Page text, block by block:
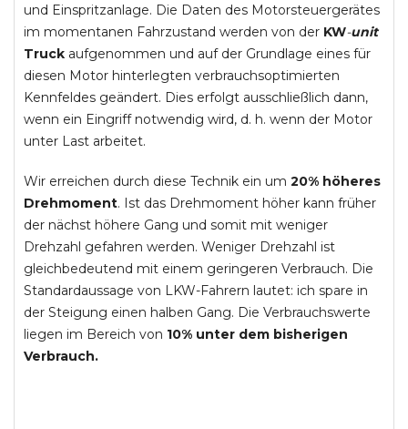
und Einspritzanlage. Die Daten des Motorsteuergerätes
im momentanen Fahrzustand werden von der KW-unit
Truck aufgenommen und auf der Grundlage eines für
diesen Motor hinterlegten verbrauchsoptimierten
Kennfeldes geändert. Dies erfolgt ausschließlich dann,
wenn ein Eingriff notwendig wird, d. h. wenn der Motor
unter Last arbeitet.
Wir erreichen durch diese Technik ein um 20% höheres
Drehmoment. Ist das Drehmoment höher kann früher
der nächst höhere Gang und somit mit weniger
Drehzahl gefahren werden. Weniger Drehzahl ist
gleichbedeutend mit einem geringeren Verbrauch. Die
Standardaussage von LKW-Fahrern lautet: ich spare in
der Steigung einen halben Gang. Die Verbrauchswerte
liegen im Bereich von 10% unter dem bisherigen
Verbrauch.